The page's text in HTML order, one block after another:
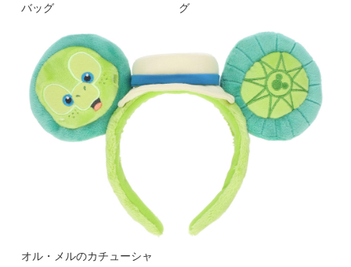
バッグ
グ
オル・メルのカチューシャ